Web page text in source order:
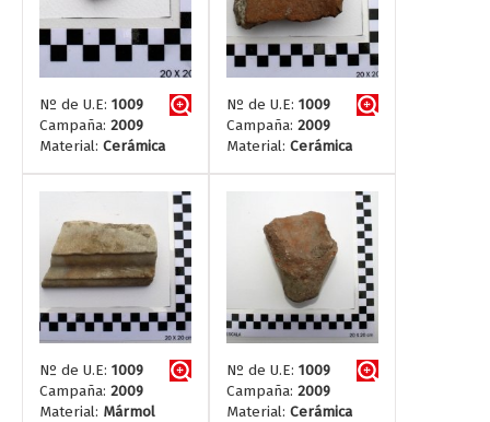
Nº de U.E: 1009
Campaña: 2009
Material: Cerámica
Nº de U.E: 1009
Campaña: 2009
Material: Cerámica
Nº de U.E: 1009
Campaña: 2009
Material: Mármol
Nº de U.E: 1009
Campaña: 2009
Material: Cerámica